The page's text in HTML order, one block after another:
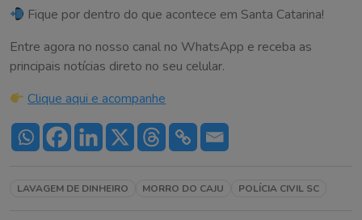
Fique por dentro do que acontece em Santa Catarina!
Entre agora no nosso canal no WhatsApp e receba as
principais notícias direto no seu celular.
Clique aqui e acompanhe
LAVAGEM DE DINHEIRO MORRO DO CAJU POLÍCIA CIVIL SC